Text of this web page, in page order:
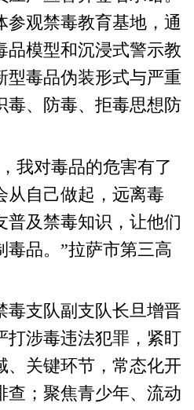
参观禁毒教育基地，通
品模型和沉浸式警示教
型毒品伪装形式与严重
毒、防毒、拒毒思想防
对毒品的危害有了
从自己做起，远离毒
普及禁毒知识，让他们
毒品。”拉萨市第三高
支队副支队长旦增晋
打涉毒违法犯罪，紧盯
、关键环节，常态化开
查；聚焦青少年、流动